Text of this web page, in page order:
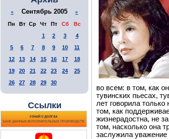
« Сентябрь 2005 »
Пн Вт Ср Чт Пт Сб
Вс
1
2 3
4
5
6 7 8 9 10
11
12
13 14 15 16 17
18
19
20 21 22 23 24
25
26
27 28 29 30
Ссылки
во всем: в том, как
тувинских пьесах,
лет говорила
том, как
жизнерадостна, не
том, насколько она
заслужила уважение